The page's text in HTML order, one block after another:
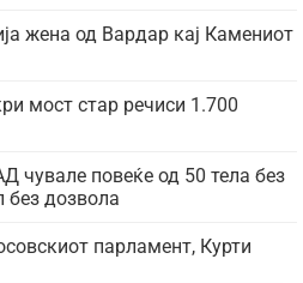
жена од Вардар кај Камениот
мост стар речиси 1.700
чувале повеќе од 50 тела без
без дозвола
парламент, Курти